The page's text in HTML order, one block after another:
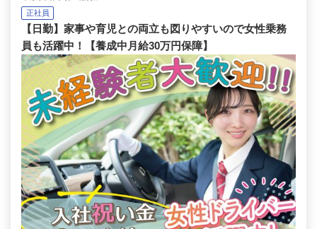
正社員
【日勤】家事や育児との両立も図りやすいので女性乗務
員も活躍中！【養成中月給30万円保障】